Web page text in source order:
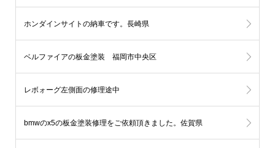
ホンダインサイトの納車です。長崎県
ベルファイアの板金塗装 福岡市中央区
レボォーグ左側面の修理途中
bmwのx5の板金塗装修理をご依頼頂きました。佐賀県